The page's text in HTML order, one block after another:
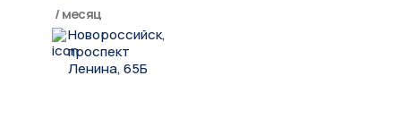
/ месяц
Новороссийск,
проспект
Ленина, 65Б